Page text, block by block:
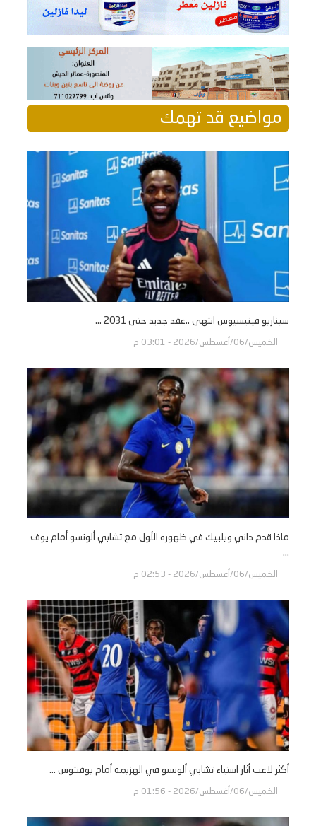
مواضيع قد تهمك
سيناريو فينيسيوس انتهى ..عقد جديد حتى 2031 ...
الخميس/06/أغسطس/2026 - 03:01 م
ماذا قدم داني ويلبيك في ظهوره الأول مع تشابي ألونسو أمام يوف
...
الخميس/06/أغسطس/2026 - 02:53 م
أكثر لاعب أثار استياء تشابي ألونسو في الهزيمة أمام يوفنتوس ...
الخميس/06/أغسطس/2026 - 01:56 م